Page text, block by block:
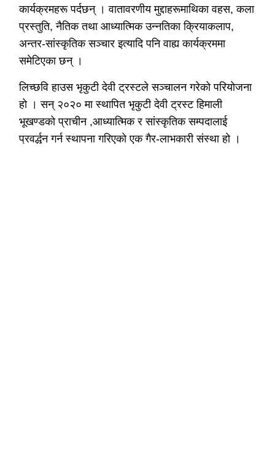
कार्यक्रमहरू पर्दछन् । वातावरणीय मुद्दाहरूमाथिका वहस, कला
प्रस्तुति, नैतिक तथा आध्यात्मिक उन्नतिका क्रियाकलाप,
अन्तर-सांस्कृतिक सञ्चार इत्यादि पनि वाह्य कार्यक्रममा
समेटिएका छन् ।
लिच्छवि हाउस भृकुटी देवी ट्रस्टले सञ्चालन गरेको परियोजना
हो । सन् २०२० मा स्थापित भृकुटी देवी ट्रस्ट हिमाली
भूखण्डको प्राचीन ,आध्यात्मिक र सांस्कृतिक सम्पदालाई
प्रवर्द्धन गर्न स्थापना गरिएको एक गैर-लाभकारी संस्था हो ।